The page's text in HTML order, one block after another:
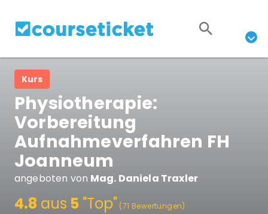
Kurs
Physiotherapie:
Vorbereitung
Aufnahmeverfahren FH
Joanneum
angeboten von Mag. Daniela Traxler
4.8 aus 5 "Top" (71 Bewertungen)